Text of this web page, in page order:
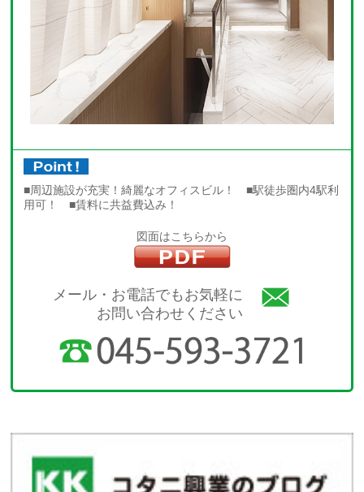
■周辺施設が充実！綺麗なオフィスビル！ ■駅徒歩圏内4駅利
用可！ ■賃料に共益費込み！
図面はこちらから
メール・お電話でもお気軽に
お問い合わせください